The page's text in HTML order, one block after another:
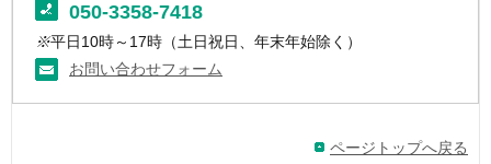
050-3358-7418
※平日10時～17時（土日祝日、年末年始除く）
お問い合わせフォーム
ページトップへ戻る